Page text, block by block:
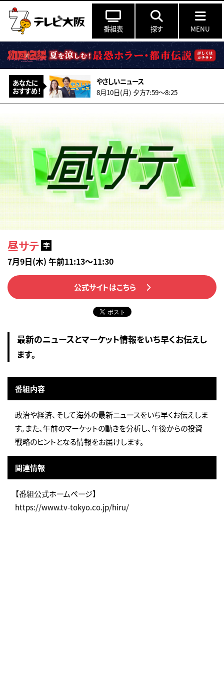
番組表 探す MENU
あなたに
おすすめ！
やさしいニュース
8月10日(月) 夕方7:59〜8:25
昼サテ 字
7月9日(木) 午前11:13～11:30
公式サイトはこちら
最新のニュースとマーケット情報をいち早くお伝えし
ます。
番組内容
政治や経済、そして海外の最新ニュースをいち早くお伝えしま
す。また、午前のマーケットの動きを分析し、午後からの投資
戦略のヒントとなる情報をお届けします。
関連情報
【番組公式ホームページ】
https://www.tv-tokyo.co.jp/hiru/